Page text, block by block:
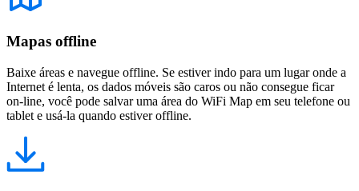
Mapas offline
Baixe áreas e navegue offline. Se estiver indo para um lugar onde a
Internet é lenta, os dados móveis são caros ou não consegue ficar
on-line, você pode salvar uma área do WiFi Map em seu telefone ou
tablet e usá-la quando estiver offline.